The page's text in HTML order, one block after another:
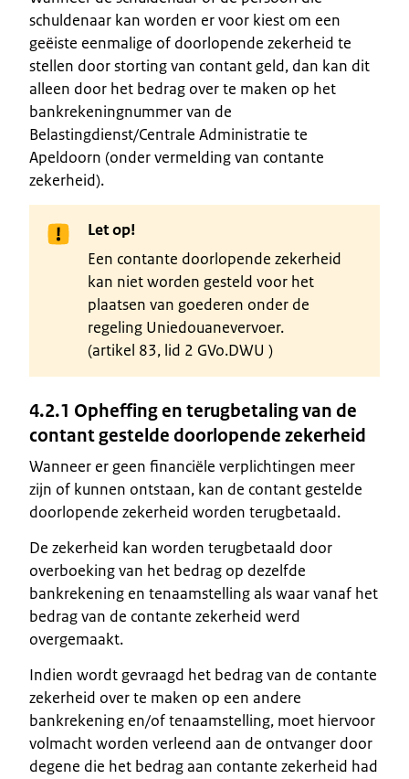
schuldenaar kan worden er voor kiest om een
geëiste eenmalige of doorlopende zekerheid te
stellen door storting van contant geld, dan kan dit
alleen door het bedrag over te maken op het
bankrekeningnummer van de
Belastingdienst/Centrale Administratie te
Apeldoorn (onder vermelding van contante
zekerheid).
Let op!
Een contante doorlopende zekerheid
kan niet worden gesteld voor het
plaatsen van goederen onder de
regeling Uniedouanevervoer.
(artikel 83, lid 2 GVo.DWU )
4.2.1 Opheffing en terugbetaling van de
contant gestelde doorlopende zekerheid
Wanneer er geen financiële verplichtingen meer
zijn of kunnen ontstaan, kan de contant gestelde
doorlopende zekerheid worden terugbetaald.
De zekerheid kan worden terugbetaald door
overboeking van het bedrag op dezelfde
bankrekening en tenaamstelling als waar vanaf het
bedrag van de contante zekerheid werd
overgemaakt.
Indien wordt gevraagd het bedrag van de contante
zekerheid over te maken op een andere
bankrekening en/of tenaamstelling, moet hiervoor
volmacht worden verleend aan de ontvanger door
degene die het bedrag aan contante zekerheid had